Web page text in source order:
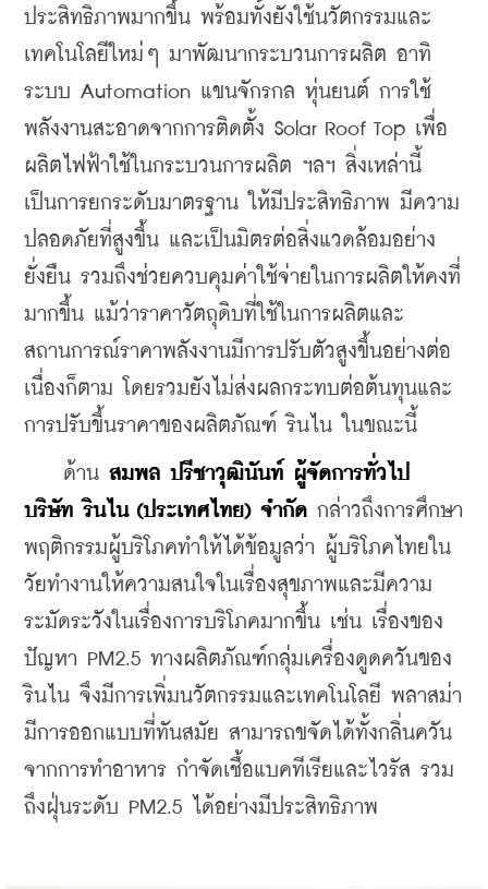
ประสิทธิภาพมากขึ้น พร้อมทั้งยังใช้นวัตกรรมและ
เทคโนโลยีใหม่ๆ มาพัฒนากระบวนการผลิต อาทิ
ระบบ Automation แขนจักรกล หุ่นยนต์ การใช้
พลังงานสะอาดจากการติดตั้ง Solar Roof Top เพื่อ
ผลิตไฟฟ้าใช้ในกระบวนการผลิต ฯลฯ สิ่งเหล่านี้
เป็นการยกระดับมาตรฐาน ให้มีประสิทธิภาพ มีความ
ปลอดภัยที่สูงขึ้น และเป็นมิตรต่อสิ่งแวดล้อมอย่าง
ยั่งยืน รวมถึงช่วยควบคุมค่าใช้จ่ายในการผลิตให้คงที่
มากขึ้น แม้ว่าราคาวัตถุดิบที่ใช้ในการผลิตและ
สถานการณ์ราคาพลังงานมีการปรับตัวสูงขึ้นอย่างต่อ
เนื่องก็ตาม โดยรวมยังไม่ส่งผลกระทบต่อต้นทุนและ
การปรับขึ้นราคาของผลิตภัณฑ์ รินไน ในขณะนี้
ด้าน สมพล ปรีชาวุฒินันท์ ผู้จัดการทั่วไป
บริษัท รินไน (ประเทศไทย) จำกัด กล่าวถึงการศึกษา
พฤติกรรมผู้บริโภคทำให้ได้ข้อมูลว่า ผู้บริโภคไทยใน
วัยทำงานให้ความสนใจในเรื่องสุขภาพและมีความ
ระมัดระวังในเรื่องการบริโภคมากขึ้น เช่น เรื่องของ
ปัญหา PM2.5 ทางผลิตภัณฑ์กลุ่มเครื่องดูดควันของ
รินไน จึงมีการเพิ่มนวัตกรรมและเทคโนโลยี พลาสม่า
มีการออกแบบที่ทันสมัย สามารถขจัดได้ทั้งกลิ่นควัน
จากการทำอาหาร กำจัดเชื้อแบคทีเรียและไวรัส รวม
ถึงฝุ่นระดับ PM2.5 ได้อย่างมีประสิทธิภาพ